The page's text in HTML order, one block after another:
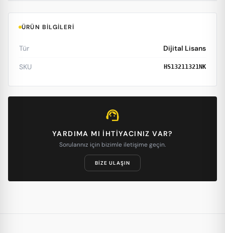
ÜRÜN BILGILERI
Tür Dijital Lisans
SKU HS13211321NK
support_agent
YARDIMA MI IHTIYACINIZ VAR?
Sorularınız için bizimle iletişime geçin.
BIZE ULAŞIN